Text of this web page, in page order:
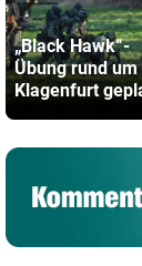
„Black Hawk“-
Übung rund um
Klagenfurt